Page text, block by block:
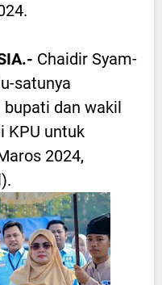
Chaidir Syam-
satunya
dan wakil
KPU untuk
2024,